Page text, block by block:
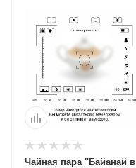
Чайная пара "Байанай в